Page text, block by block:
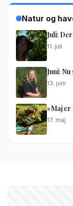
Natur og
Juli:
11. juli
Juni:
13. juni
»Maj er
17. maj